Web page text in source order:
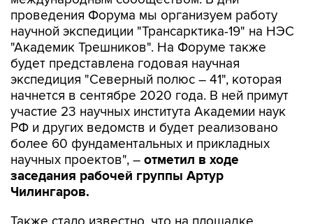
проведения Форума мы организуем работу
научной экспедиции "Трансарктика-19" на НЭС
"Академик Трешников". На Форуме также
будет представлена годовая научная
экспедиция "Северный полюс – 41", которая
начнется в сентябре 2020 года. В ней примут
участие 23 научных института Академии наук
РФ и других ведомств и будет реализовано
более 60 фундаментальных и прикладных
научных проектов", – отметил в ходе
заседания рабочей группы Артур
Чилингаров.